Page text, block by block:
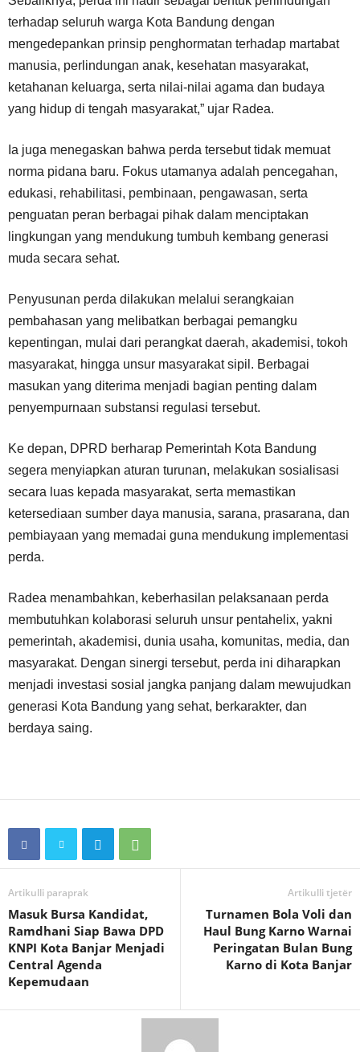
terhadap seluruh warga Kota Bandung dengan
mengedepankan prinsip penghormatan terhadap martabat
manusia, perlindungan anak, kesehatan masyarakat,
ketahanan keluarga, serta nilai-nilai agama dan budaya
yang hidup di tengah masyarakat,” ujar Radea.
Ia juga menegaskan bahwa perda tersebut tidak memuat
norma pidana baru. Fokus utamanya adalah pencegahan,
edukasi, rehabilitasi, pembinaan, pengawasan, serta
penguatan peran berbagai pihak dalam menciptakan
lingkungan yang mendukung tumbuh kembang generasi
muda secara sehat.
Penyusunan perda dilakukan melalui serangkaian
pembahasan yang melibatkan berbagai pemangku
kepentingan, mulai dari perangkat daerah, akademisi, tokoh
masyarakat, hingga unsur masyarakat sipil. Berbagai
masukan yang diterima menjadi bagian penting dalam
penyempurnaan substansi regulasi tersebut.
Ke depan, DPRD berharap Pemerintah Kota Bandung
segera menyiapkan aturan turunan, melakukan sosialisasi
secara luas kepada masyarakat, serta memastikan
ketersediaan sumber daya manusia, sarana, prasarana, dan
pembiayaan yang memadai guna mendukung implementasi
perda.
Radea menambahkan, keberhasilan pelaksanaan perda
membutuhkan kolaborasi seluruh unsur pentahelix, yakni
pemerintah, akademisi, dunia usaha, komunitas, media, dan
masyarakat. Dengan sinergi tersebut, perda ini diharapkan
menjadi investasi sosial jangka panjang dalam mewujudkan
generasi Kota Bandung yang sehat, berkarakter, dan
berdaya saing.
Artikulli paraprak
Masuk Bursa Kandidat,
Ramdhani Siap Bawa DPD
KNPI Kota Banjar Menjadi
Central Agenda
Kepemudaan
Artikulli tjetër
Turnamen Bola Voli dan
Haul Bung Karno Warnai
Peringatan Bulan Bung
Karno di Kota Banjar